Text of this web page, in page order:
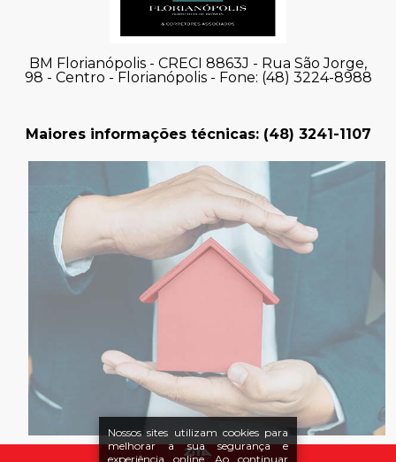
BM Florianópolis - CRECI 8863J - Rua São Jorge,
98 - Centro - Florianópolis - Fone: (48) 3224-8988
Maiores informações técnicas: (48) 3241-1107
Nossos sites utilizam cookies para
melhorar a sua segurança e
experiência online. Ao continuar